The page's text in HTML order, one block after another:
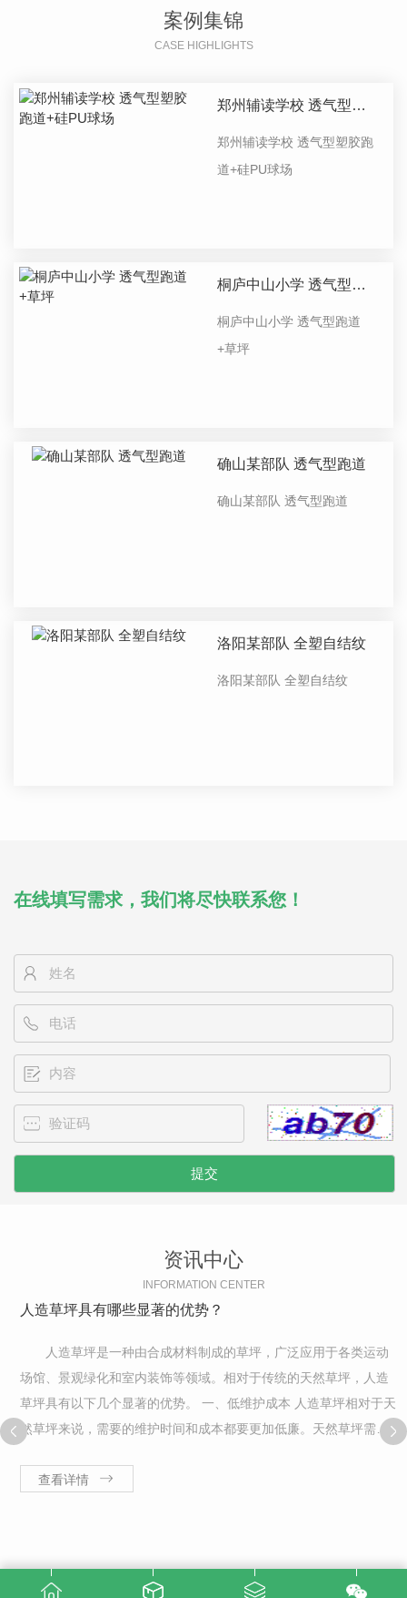
案例集锦
CASE HIGHLIGHTS
郑州辅读学校 透气型塑
胶跑道+硅PU球场
郑州辅读学校 透气型塑胶跑
道+硅PU球场
桐庐中山小学 透气型跑
道+草坪
桐庐中山小学 透气型跑道
+草坪
确山某部队 透气型跑道
确山某部队 透气型跑道
洛阳某部队 全塑自结纹
洛阳某部队 全塑自结纹
在线填写需求，我们将尽快联系您！
资讯中心
INFORMATION CENTER
人造草坪具有哪些显著的优势？
人造草坪是一种由合成材料制成的草坪，广泛应用于各类运动
场馆、景观绿化和室内装饰等领域。相对于传统的天然草坪，人造
草坪具有以下几个显著的优势。 一、低维护成本 人造草坪相对于天
然草坪来说，需要的维护时间和成本都要更加低廉。天然草坪需要
物力...
查看详情